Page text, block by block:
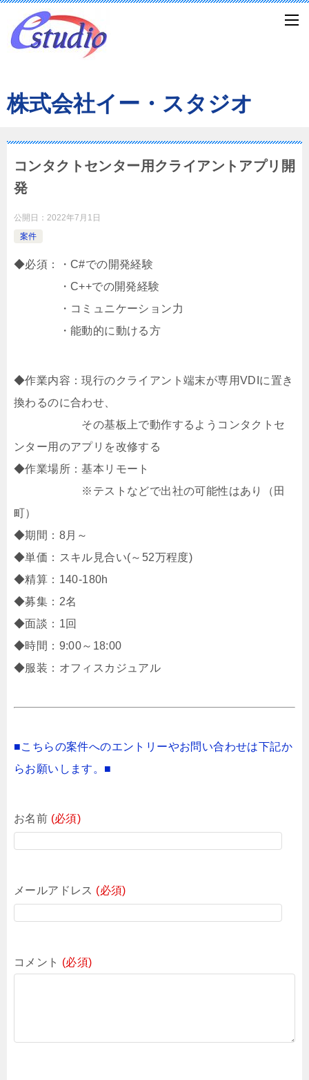
株式会社イー・スタジオ
コンタクトセンター用クライアントアプリ開
発
公開日： 2022年7月1日
案件
◆必須：・C#での開発経験
・C++での開発経験
・コミュニケーション力
・能動的に動ける方
◆作業内容：現行のクライアント端末が専用VDIに置き
換わるのに合わせ、
その基板上で動作するようコンタクトセ
ンター用のアプリを改修する
◆作業場所：基本リモート
※テストなどで出社の可能性はあり（田
町）
◆期間：8月～
◆単価：スキル見合い(～52万程度)
◆精算：140-180h
◆募集：2名
◆面談：1回
◆時間：9:00～18:00
◆服装：オフィスカジュアル
■こちらの案件へのエントリーやお問い合わせは下記か
らお願いします。■
お名前 (必須)
メールアドレス (必須)
コメント (必須)